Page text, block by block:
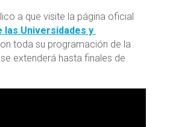
a que visite la página oficial
las Universidades y
toda su programación de la
extenderá hasta finales de